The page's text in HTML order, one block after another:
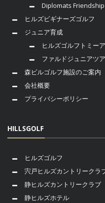
Diplomats
ヒルズビギナーズゴルフ
ジュニア育成
ヒルズゴルフトミー
ファルドジュニアツ
森ビルゴルフ施設のご案内
会社概要
プライバシーポリシー
HILLSGOLF
ヒルズゴルフ
宍戸ヒルズカントリークラ
静ヒルズカントリークラブ
静ヒルズホテル